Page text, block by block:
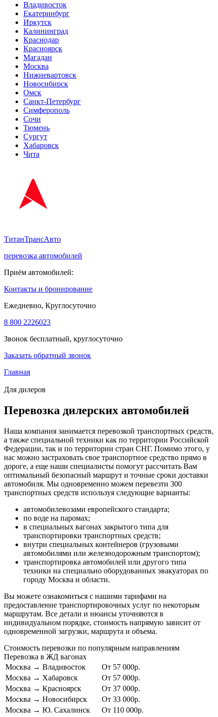
Владивосток
Екатеринбург
Иркутск
Калининград
Краснодар
Красноярск
Магадан
Москва
Нижневартовск
Новосибирск
Омск
Санкт-Петербург
Симферополь
Сочи
Тюмень
Сургут
Хабаровск
Чита
ТитанТрансАвто
перевозка автомобилей
Приём автомобилей:
Контакты и бронирование
Ежедневно, Круглосуточно
8 800 2226023
Звонок бесплатный, круглосуточно
Заказать обратный звонок
Главная
Для дилеров
Перевозка дилерских автомобилей
Наша компания занимается перевозкой транспортных средств,
а также специальной техники как по территории Российской
Федерации, так и по территории стран СНГ. Помимо этого, у
нас можно застраховать свое транспортное средство прямо в
дороге, а еще наши специалисты помогут рассчитать Вам
оптимальный безопасный маршрут и точные сроки доставки
автомобиля. Мы одновременно можем перевезти 300
транспортных средств используя следующие варианты:
автомобилевозами европейского стандарта;
по воде на паромах;
в специальных вагонах закрытого типа для
транспортировки транспортных средств;
внутри специальных контейнеров (грузовыми
автомобилями или железнодорожным транспортом);
транспортировка автомобилей или другого типа
техники на специально оборудованных эвакуаторах по
городу Москва и области.
Вы можете ознакомиться с нашими тарифами на
предоставление транспортировочных услуг по некоторым
маршрутам. Все детали и нюансы уточняются в
индивидуальном порядке, стоимость напрямую зависит от
одновременной загрузки, маршрута и объема.
Стоимость перевозки по популярным направлениям
Перевозка в ЖД вагонах
Москва → Владивосток
От 57 000р.
Москва → Хабаровск
От 57 000р.
Москва → Красноярск
От 37 000р.
Москва → Новосибирск
От 33 000р.
Москва → Ю. Сахалинск
От 110 000р.